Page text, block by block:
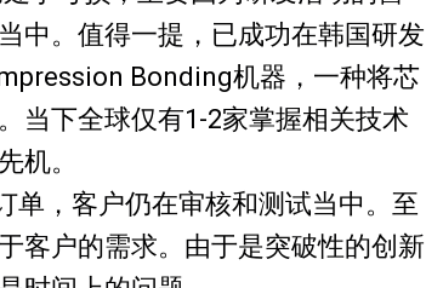
中。值得一提，已成功在韩国研发
Bonding机器，一种将芯
当下全球仅有1-2家掌握相关技术
机。
单，客户仍在审核和测试当中。至
客户的需求。由于是突破性的创新